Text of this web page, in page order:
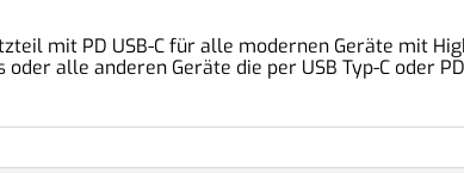
mit PD USB-C für alle modernen Geräte mit
oder alle anderen Geräte die per USB Typ-C oder